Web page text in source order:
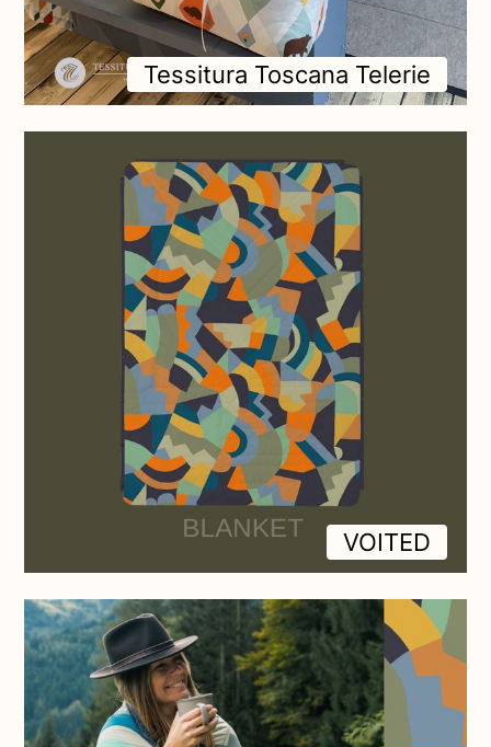
Tessitura Toscana Telerie
VOITED